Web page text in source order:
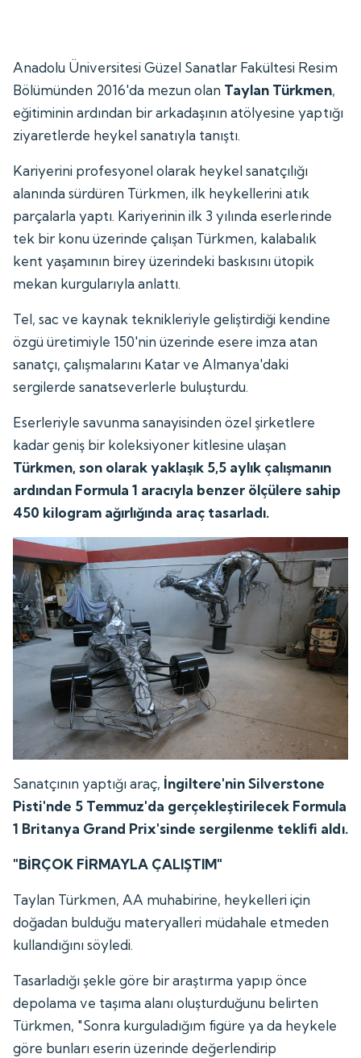
Anadolu Üniversitesi Güzel Sanatlar Fakültesi Resim
Bölümünden 2016'da mezun olan Taylan Türkmen,
eğitiminin ardından bir arkadaşının atölyesine yaptığı
ziyaretlerde heykel sanatıyla tanıştı.
Kariyerini profesyonel olarak heykel sanatçılığı
alanında sürdüren Türkmen, ilk heykellerini atık
parçalarla yaptı. Kariyerinin ilk 3 yılında eserlerinde
tek bir konu üzerinde çalışan Türkmen, kalabalık
kent yaşamının birey üzerindeki baskısını ütopik
mekan kurgularıyla anlattı.
Tel, sac ve kaynak teknikleriyle geliştirdiği kendine
özgü üretimiyle 150'nin üzerinde esere imza atan
sanatçı, çalışmalarını Katar ve Almanya'daki
sergilerde sanatseverlerle buluşturdu.
Eserleriyle savunma sanayisinden özel şirketlere
kadar geniş bir koleksiyoner kitlesine ulaşan
Türkmen, son olarak yaklaşık 5,5 aylık çalışmanın
ardından Formula 1 aracıyla benzer ölçülere sahip
450 kilogram ağırlığında araç tasarladı.
Sanatçının yaptığı araç, İngiltere'nin Silverstone
Pisti'nde 5 Temmuz'da gerçekleştirilecek Formula
1 Britanya Grand Prix'sinde sergilenme teklifi aldı.
"BİRÇOK FİRMAYLA ÇALIŞTIM"
Taylan Türkmen, AA muhabirine, heykelleri için
doğadan bulduğu materyalleri müdahale etmeden
kullandığını söyledi.
Tasarladığı şekle göre bir araştırma yapıp önce
depolama ve taşıma alanı oluşturduğunu belirten
Türkmen, "Sonra kurguladığım figüre ya da heykele
göre bunları eserin üzerinde değerlendirip